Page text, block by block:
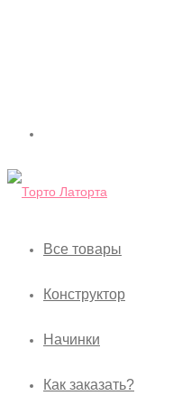
Все товары
Конструктор
Начинки
Как заказать?